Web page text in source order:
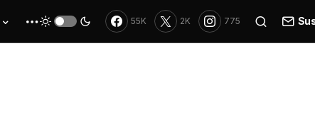
55K 2K 775